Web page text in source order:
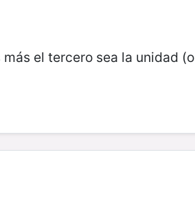
el tercero sea la unidad (o